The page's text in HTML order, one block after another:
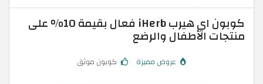
كوبون اي هيرب iHerb فعال بقيمة 10% على
منتجات الأطفال والرضع
عروض مميزة كوبون موثق